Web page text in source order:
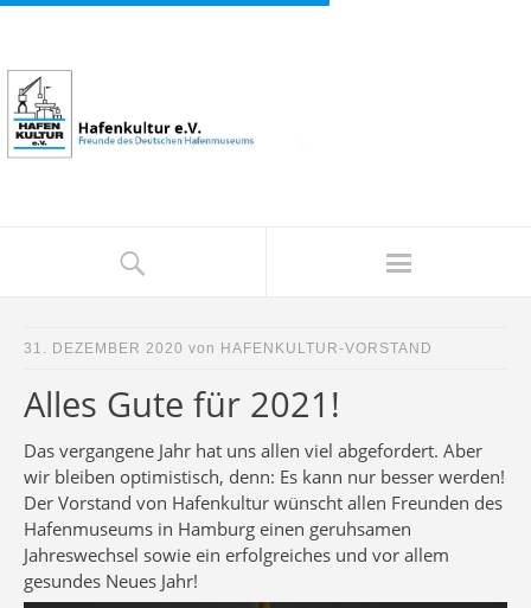
31. DEZEMBER 2020 von HAFENKULTUR-VORSTAND
Alles Gute für 2021!
Das vergangene Jahr hat uns allen viel abgefordert. Aber
wir bleiben optimistisch, denn: Es kann nur besser werden!
Der Vorstand von Hafenkultur wünscht allen Freunden des
Hafenmuseums in Hamburg einen geruhsamen
Jahreswechsel sowie ein erfolgreiches und vor allem
gesundes Neues Jahr!